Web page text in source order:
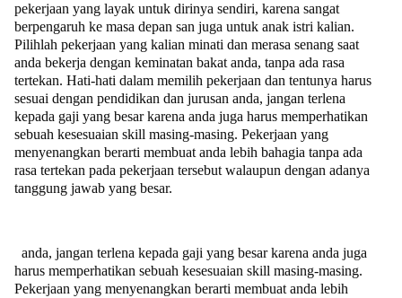
pekerjaan yang layak untuk dirinya sendiri, karena sangat
berpengaruh ke masa depan san juga untuk anak istri kalian.
Pilihlah pekerjaan yang kalian minati dan merasa senang saat
anda bekerja dengan keminatan bakat anda, tanpa ada rasa
tertekan. Hati-hati dalam memilih pekerjaan dan tentunya harus
sesuai dengan pendidikan dan jurusan anda, jangan terlena
kepada gaji yang besar karena anda juga harus memperhatikan
sebuah kesesuaian skill masing-masing. Pekerjaan yang
menyenangkan berarti membuat anda lebih bahagia tanpa ada
rasa tertekan pada pekerjaan tersebut walaupun dengan adanya
tanggung jawab yang besar.
anda, jangan terlena kepada gaji yang besar karena anda juga
harus memperhatikan sebuah kesesuaian skill masing-masing.
Pekerjaan yang menyenangkan berarti membuat anda lebih